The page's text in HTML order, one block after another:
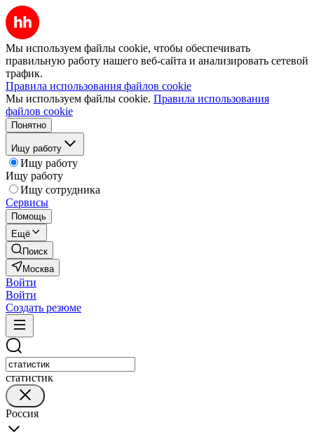
Мы используем файлы cookie, чтобы обеспечивать
правильную работу нашего веб-сайта и анализировать сетевой
трафик.
Правила использования файлов cookie
Мы используем файлы cookie. Правила использования
файлов cookie
Понятно
Ищу работу
Ищу работу
Ищу работу
Ищу сотрудника
Сервисы
Помощь
Ещё
Поиск
Москва
Войти
Войти
Создать резюме
статистик
Россия